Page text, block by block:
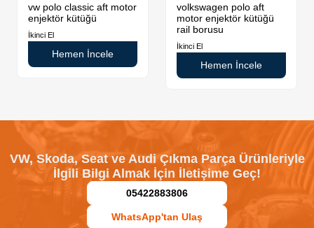
vw polo classic aft motor
enjektör kütüğü
İkinci El
Hemen İncele
volkswagen polo aft
motor enjektör kütüğü
rail borusu
İkinci El
Hemen İncele
VW, Skoda, Seat ve Audi Çıkma Parça Ürünleriyle
İlgili Bilgi Almak İçin İletişime Geç!
05422883806
WhatsApp'tan Ulaş